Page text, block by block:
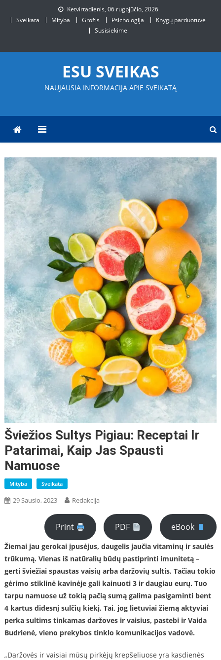
Ketvirtadienis, 06 rugpjūčio, 2026
Sveikata
Mityba Grožis Psichologija
Knygų parduotuvė
Susisiekime
ESU SVEIKAS
NAUJAUSIA INFORMACIJA APIE SVEIKATĄ
Šviežios Sultys Pigiau: Receptai Ir
Patarimai, Kaip Jas Spausti
Namuose
Mityba Sveikata
29 Sausio, 2023 Redakcija
Print PDF eBook
Žiemai jau gerokai įpusėjus, daugelis jaučia vitaminų ir saulės
trūkumą. Vienas iš natūralių būdų pastiprinti imunitetą –
gerti šviežiai spaustas vaisių arba daržovių sultis. Tačiau tokio
gėrimo stiklinė kavinėje gali kainuoti 3 ir daugiau eurų. Tuo
tarpu namuose už tokią pačią sumą galima pasigaminti bent
4 kartus didesnį sulčių kiekį. Tai, jog lietuviai žiemą aktyviai
perka sultims tinkamas daržoves ir vaisius, pastebi ir Vaida
Budrienė, vieno prekybos tinklo komunikacijos vadovė.
„Daržovės ir vaisiai mūsų pirkėjų krepšeliuose yra kasdienės